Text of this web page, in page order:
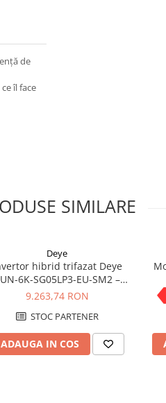
de
îl face
SIMILARE
Deye
hibrid trifazat Deye
6K-SG05LP3-EU-SM2 –
2 MPPT, eficiență 97.6%,
9.263,74 RON
STOC PARTENER
ADAUGA IN COS